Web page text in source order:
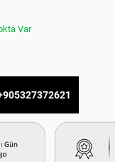
Var